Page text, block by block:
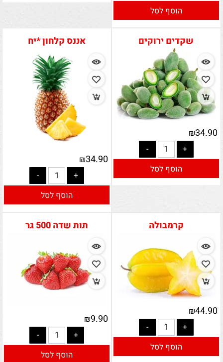
הוסף לסל
שקדים ירוקים
₪34.90
הוסף לסל
אננס קלחון *יח
₪34.90
הוסף לסל
קרמבולה
₪44.90
הוסף לסל
תות שדה 500 גר
₪9.90
הוסף לסל